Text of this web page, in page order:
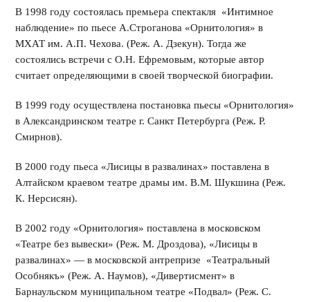
В 1998 году состоялась премьера спектакля «Интимное
наблюдение» по пьесе А.Строганова «Орнитология» в
МХАТ им. А.П. Чехова. (Реж. А. Дзекун). Тогда же
состоялись встречи с О.Н. Ефремовым, которые автор
считает определяющими в своей творческой биографии.
В 1999 году осуществлена постановка пьесы «Орнитология»
в Александринском театре г. Санкт Петербурга (Реж. Р.
Смирнов).
В 2000 году пьеса «Лисицы в развалинах» поставлена в
Алтайском краевом театре драмы им. В.М. Шукшина (Реж.
К. Нерсисян).
В 2002 году «Орнитология» поставлена в московском
«Театре без вывески» (Реж. М. Дроздова), «Лисицы в
развалинах» — в московской антрепризе «Театральный
Особнякъ» (Реж. А. Наумов), «Дивертисмент» в
Барнаульском муниципальном театре «Подвал» (Реж. С.